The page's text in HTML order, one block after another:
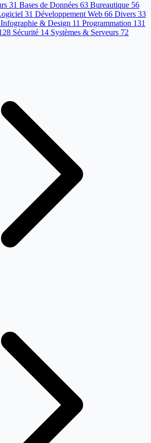
31 Bases de Données 63 Bureautique 56
31 Développement Web 66 Divers 33
Infographie & Design 11 Programmation 131
Sécurité 14 Systèmes & Serveurs 72